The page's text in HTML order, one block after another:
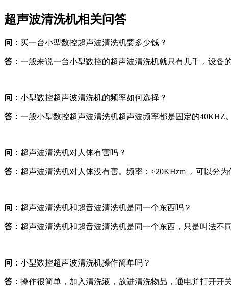
超声波清洗机相关问答
问： 买一台小型数控超声波清洗机要多少钱？
答： 一般来说一台小型数控的超声波清洗机就只有几千，设备
问： 小型数控超声波清洗机的频率如何选择？
答： 一般小型数控超声波清洗机超声波频率都是固定的40KHZ。
问： 超声波清洗机对人体有害吗？
答： 超声波清洗机对人体没有害。频率：≥20KHzm ，可以分
问： 超声波清洗机和超音波清洗机是同一个东西吗？
答： 超声波清洗机和超音波清洗机是同一个东西，只是叫法不
问： 小型数控超声波清洗机操作简单吗？
答： 操作很简单，加入清洗液，放进清洗物品，通电并打开开